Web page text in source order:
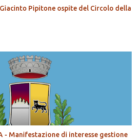
Pipitone ospite del Circolo della
- Manifestazione di interesse gestione